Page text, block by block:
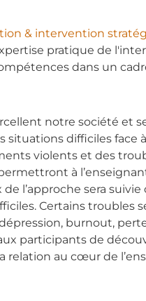
& intervention
pratique de
dans un
notre société et
difficiles face
violents et des
à
l’approche sera suivie
Certains troubles
burnout,
participants de
relation au cœur de